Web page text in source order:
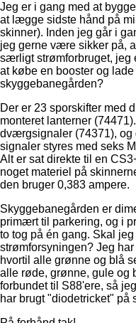
Jeg er i gang med at
at lægge sidste hånd på
skinner). Inden jeg går i
jeg gerne være sikker på,
særligt strømforbruget, jeg
at købe en booster og
skyggebanegården?
Der er 23 sporskifter med
monteret lanterner
dværgsignaler (74371), og
signaler styres med seks
Alt er sat direkte til en
noget materiel på
den bruger 0,383 ampere.
Skyggebanegården er
primært til parkering, og i
to tog på én gang. Skal
strømforsyningen? Jeg
hvortil alle grønne og blå
alle røde, grønne, gule og
forbundet til S88'ere, så
har brugt "diodetricket" på